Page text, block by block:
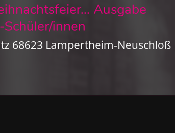
Ausgabe
innen
68623 Lampertheim-Neuschloß